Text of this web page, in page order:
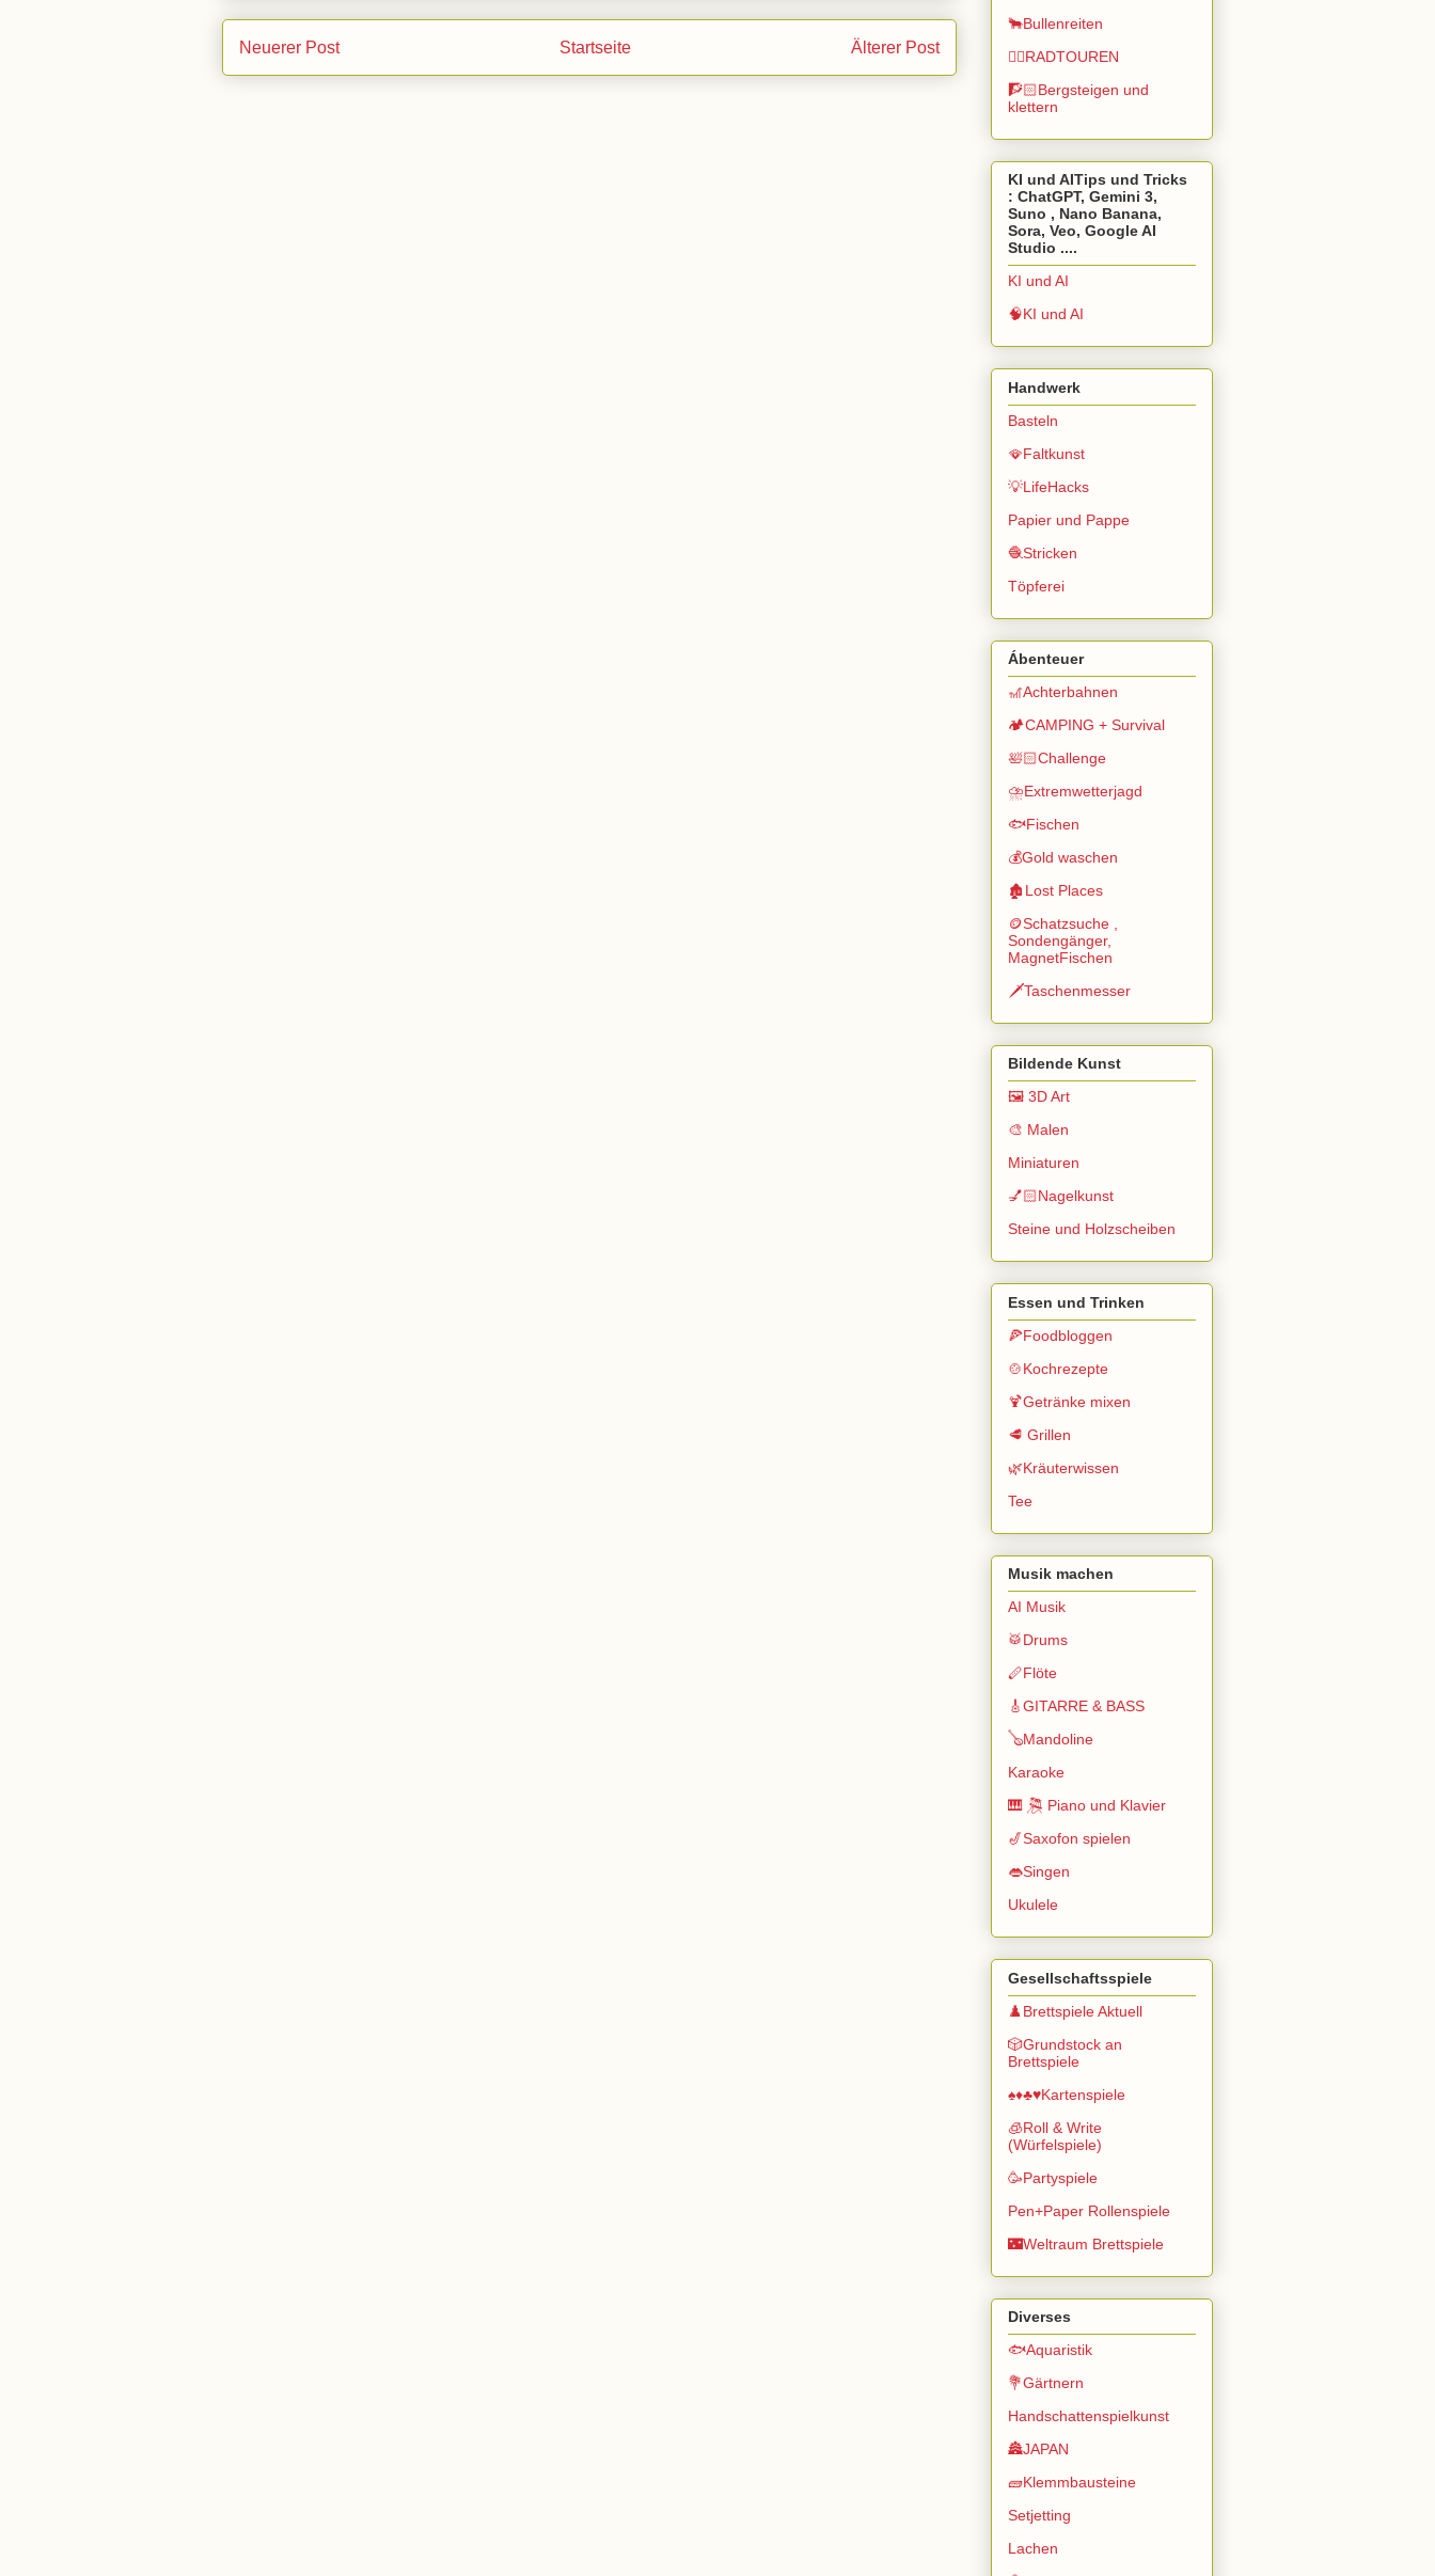
Neuerer Post Älterer Post
Startseite
🐂Bullenreiten
🚴‍♂️RADTOUREN
🧗🏻Bergsteigen und
klettern
KI und AITips und Tricks
: ChatGPT, Gemini 3,
Suno , Nano Banana,
Sora, Veo, Google AI
Studio ....
KI und AI
🧠KI und AI
Handwerk
Basteln
🪭Faltkunst
💡LifeHacks
Papier und Pappe
🧶Stricken
Töpferei
Ábenteuer
🎢Achterbahnen
🏕️CAMPING + Survival
🛀🏻Challenge
⛈️Extremwetterjagd
🐟Fischen
💰Gold waschen
🏚️Lost Places
🪙Schatzsuche ,
Sondengänger,
MagnetFischen
🗡️Taschenmesser
Bildende Kunst
🖼️ 3D Art
🎨 Malen
Miniaturen
💅🏻Nagelkunst
Steine und Holzscheiben
Essen und Trinken
🍕Foodbloggen
🍲Kochrezepte
🍹Getränke mixen
🥩 Grillen
🌿Kräuterwissen
Tee
Musik machen
AI Musik
🥁Drums
🪈Flöte
🎸GITARRE & BASS
🪕Mandoline
Karaoke
🎹 🎘 Piano und Klavier
🎷Saxofon spielen
👄Singen
Ukulele
Gesellschaftsspiele
♟️Brettspiele Aktuell
🎲Grundstock an
Brettspiele
♠️♦️♣️♥️Kartenspiele
🧊Roll & Write
(Würfelspiele)
🥳Partyspiele
Pen+Paper Rollenspiele
🌃Weltraum Brettspiele
Diverses
🐟Aquaristik
💐Gärtnern
Handschattenspielkunst
🏯JAPAN
🧱Klemmbausteine
Setjetting
Lachen